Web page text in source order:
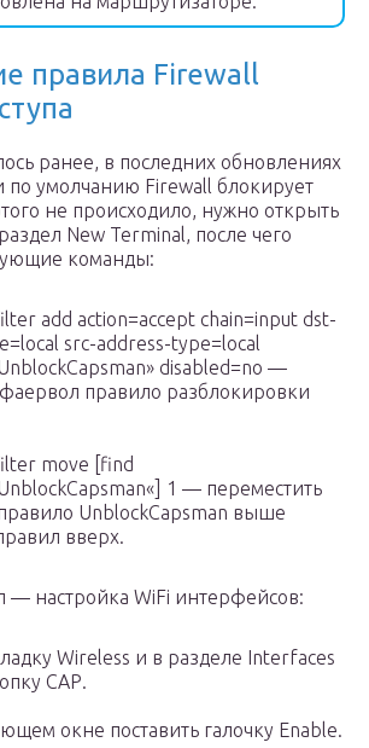
правила Firewall
ранее, в последних обновлениях
по умолчанию Firewall блокирует
не происходило, нужно открыть
New Terminal, после чего
команды:
add action=accept chain=input dst-
src-address-type=local
disabled=no —
правило разблокировки
move [find
1 — переместить
UnblockCapsman выше
вверх.
— настройка WiFi интерфейсов:
Wireless и в разделе Interfaces
САР.
окне поставить галочку Enable.